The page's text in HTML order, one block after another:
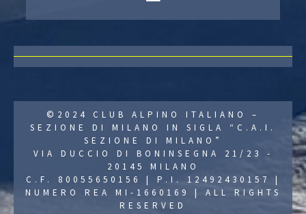
©2024 CLUB ALPINO ITALIANO –
SEZIONE DI MILANO IN SIGLA “C.A.I.
SEZIONE DI MILANO”
VIA DUCCIO DI BONINSEGNA 21/23 -
20145 MILANO
C.F. 80055650156 | P.I. 12492430157 |
NUMERO REA MI-1660169 | ALL RIGHTS
RESERVED